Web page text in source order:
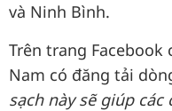
và Ninh Bình.
Trên trang
Nam có đăng tải
sạch này sẽ giúp